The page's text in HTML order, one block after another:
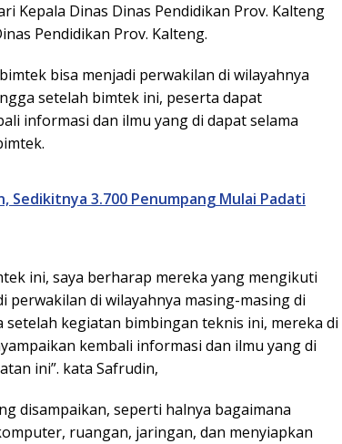
Kepala Dinas Dinas Pendidikan Prov. Kalteng
Pendidikan Prov. Kalteng.
bisa menjadi perwakilan di wilayahnya
setelah bimtek ini, peserta dapat
informasi dan ilmu yang di dapat selama
Sedikitnya 3.700 Penumpang Mulai Padati
ini, saya berharap mereka yang mengikuti
perwakilan di wilayahnya masing-masing di
setelah kegiatan bimbingan teknis ini, mereka di
kembali informasi dan ilmu yang di
ini”. kata Safrudin,
disampaikan, seperti halnya bagaimana
ruangan, jaringan, dan menyiapkan